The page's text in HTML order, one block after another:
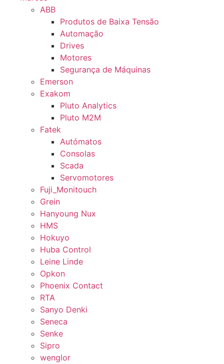
ABB
Produtos de Baixa Tensão
Automação
Drives
Motores
Segurança de Máquinas
Emerson
Exakom
Pluto Analytics
Pluto M2M
Fatek
Autómatos
Consolas
Scada
Servomotores
Fuji_Monitouch
Grein
Hanyoung Nux
HMS
Hokuyo
Huba Control
Leine Linde
Opkon
Phoenix Contact
RTA
Sanyo Denki
Seneca
Senke
Sipro
wenglor